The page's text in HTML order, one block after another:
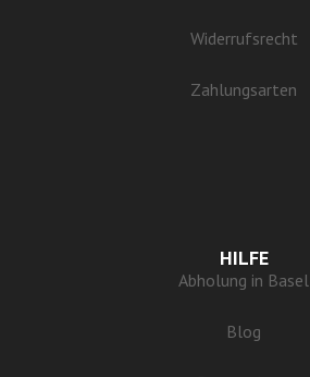
Widerrufsrecht
Zahlungsarten
HILFE
Abholung in Basel
Blog